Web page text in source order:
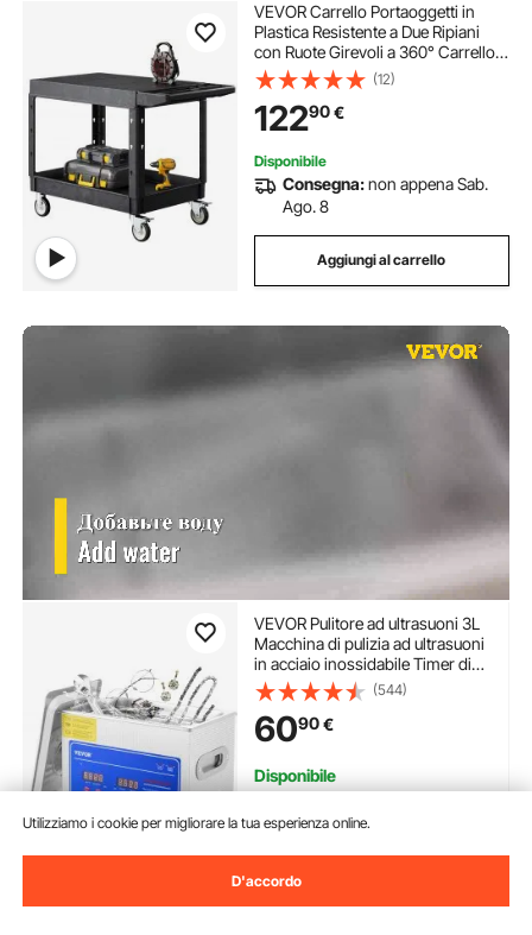
VEVOR Carrello Portaoggetti in
Plastica Resistente a Due Ripiani
con Ruote Girevoli a 360° Carrello
di Servizio da 940 x 645 mm
Capacità di Carico di 250 kg Adatto
per Magazzino, Garage, Pulizia
(12)
12290€
Disponibile
Consegna:non appena Sab.
Ago. 8
Aggiungi al carrello
VEVOR Pulitore ad ultrasuoni 3L
Macchina di pulizia ad ultrasuoni
in acciaio inossidabile Timer di
riscaldamento digitale Pulizia
gioielli per uso domestico
personale commerciale
(544)
6090€
Disponibile
Ago. 10
Utilizziamo i cookie per migliorare la tua esperienza online.
D'accordo